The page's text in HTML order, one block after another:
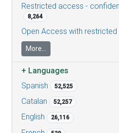
Restricted access -
8,264
Open Access with restricted
More...
+ Languages
Spanish
52,525
Catalan 52,257
English 26,116